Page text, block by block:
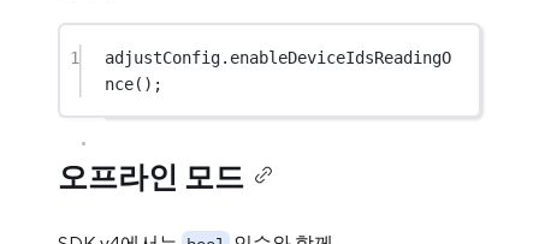
1 adjustConfig. enableDeviceIdsReadingO
nce();
오프라인 모드